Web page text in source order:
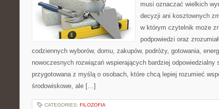
musi oznaczać wielkich
decyzji ani kosztownych
w którym czytelnik może
podpowiedzi oraz
codziennych wyborów, domu, zakupów, podróży, gotowania,
nowoczesnych rozwiązań wspierających bardziej odpowiedzialny
przygotowana z myślą o osobach, które chcą lepiej rozumieć
środowiskowe, ale […]
CATEGORIES: FILOZOFIA